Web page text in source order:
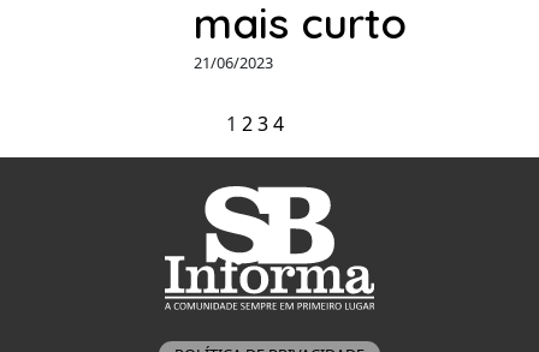
mais curto
21/06/2023
1 234